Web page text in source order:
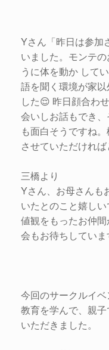
Yさん「昨日は参加
いました。モンテ
うに体を動か して
語を聞く環境が家
した😌 昨日顔合わ
会いしお話もでき
も面白そうですね
させていただければ
三橋より
Yさん、お母さんも
いたとのこと嬉し
値観をもったお仲
会もお待ちしてい
今回のサークルイ
教育を学んで、親
いただきました。